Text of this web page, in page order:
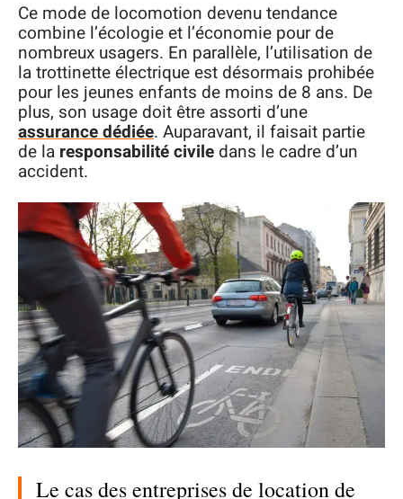
Ce mode de locomotion devenu tendance
combine l’écologie et l’économie pour de
nombreux usagers. En parallèle, l’utilisation de
la trottinette électrique est désormais prohibée
pour les jeunes enfants de moins de 8 ans. De
plus, son usage doit être assorti d’une
assurance dédiée. Auparavant, il faisait partie
de la responsabilité civile dans le cadre d’un
accident.
Le cas des entreprises de location de